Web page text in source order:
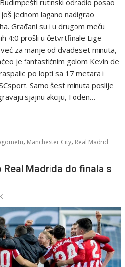
rutinski odradio posao
jednom lagano nadigrao
Građani su i u drugom meču
4:0 prošli u četvrtfinale Lige
za manje od dvadeset minuta,
je fantastičnim golom Kevin de
po lopti sa 17 metara i
Samo šest minuta poslije
sjajnu akciju, Foden…
, Manchester City, Real Madrid
Madrida do finala s